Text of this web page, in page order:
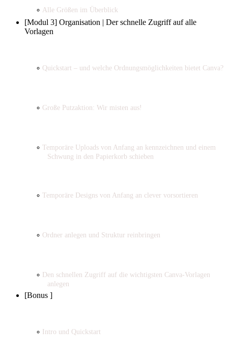
Alle Größen im Überblick
[Modul 3] Organisation | Der schnelle Zugriff auf alle
Vorlagen
Quickstart – und welche Ordnungsmöglichkeiten bietet Canva?
Große Putzaktion: Wir misten aus!
Temporäre Uploads von Anfang an kennzeichnen und einem
Schwung in den Papierkorb schieben
Temporäre Designs von Anfang an clever vorsortieren
Ordner anlegen und Struktur reinbringen
Den schnellen Zugriff auf die wichtigsten Canva-Vorlagen
anlegen
[Bonus ]
Intro und Quickstart